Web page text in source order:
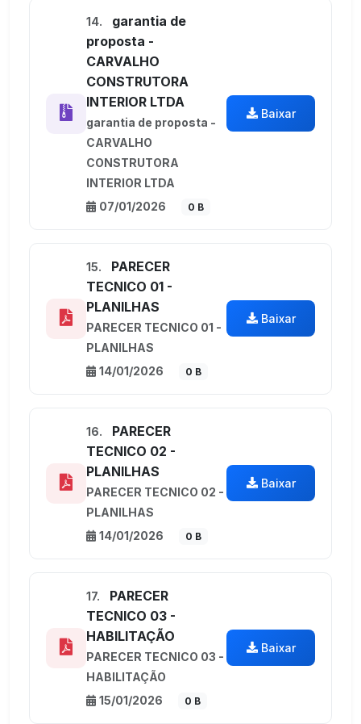
14.
garantia de
proposta -
CARVALHO
CONSTRUTORA
INTERIOR LTDA
garantia de proposta -
CARVALHO
CONSTRUTORA
INTERIOR LTDA
07/01/2026
0 B
Baixar
15.
PARECER
TECNICO 01 -
PLANILHAS
PARECER TECNICO 01 -
PLANILHAS
14/01/2026
0 B
Baixar
16.
PARECER
TECNICO 02 -
PLANILHAS
PARECER TECNICO 02 -
PLANILHAS
14/01/2026
0 B
Baixar
17.
PARECER
TECNICO 03 -
HABILITAÇÃO
PARECER TECNICO 03 -
HABILITAÇÃO
15/01/2026
0 B
Baixar